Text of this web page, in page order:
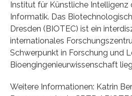
Institut für Künstliche Intelligenz
Informatik. Das
Dresden (BIOTEC) ist ein
internationales
Schwerpunkt in Forschung und
Bioengingenieurwissenschaft
Weitere Informationen: Katrin